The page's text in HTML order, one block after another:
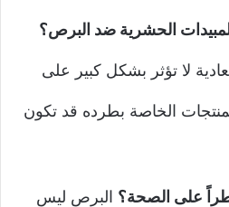
الحشرية ضد البرص؟
لا تؤثر بشكل كبير على
الخاصة بطرده قد تكون
على الصحة؟ البرص ليس